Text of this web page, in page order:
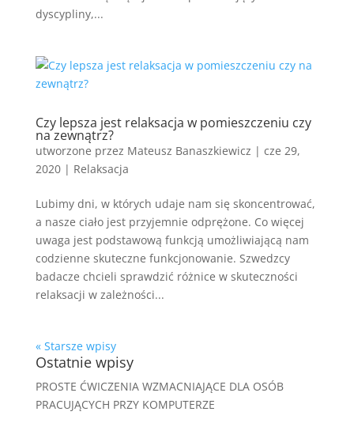
dyscypliny,...
Czy lepsza jest relaksacja w pomieszczeniu czy
na zewnątrz?
utworzone przez Mateusz Banaszkiewicz | cze 29,
2020| Relaksacja
Lubimy dni, w których udaje nam się skoncentrować,
a nasze ciało jest przyjemnie odprężone. Co więcej
uwaga jest podstawową funkcją umożliwiającą nam
codzienne skuteczne funkcjonowanie. Szwedzcy
badacze chcieli sprawdzić różnice w skuteczności
relaksacji w zależności...
« Starsze wpisy
Ostatnie wpisy
PROSTE ĆWICZENIA WZMACNIAJĄCE DLA OSÓB
PRACUJĄCYCH PRZY KOMPUTERZE